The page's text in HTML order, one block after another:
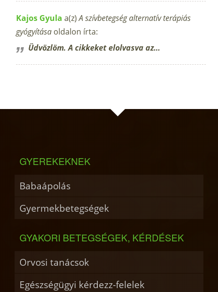
Kajos Gyula a(z)A szívbetegség alternatív terápiás
gyógyítása oldalon írta:
Üdvözlöm. A cikkeket elolvasva az…
GYEREKEKNEK
Babaápolás
Gyermekbetegségek
GYAKORI BETEGSÉGEK, KÉRDÉSEK
Orvosi tanácsok
Egészségügyi kérdezz-felelek